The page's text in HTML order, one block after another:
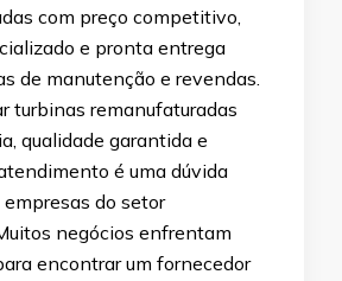
com preço competitivo,
e pronta entrega
de manutenção e revendas.
turbinas remanufaturadas
qualidade garantida e
é uma dúvida
do setor
negócios enfrentam
encontrar um fornecedor